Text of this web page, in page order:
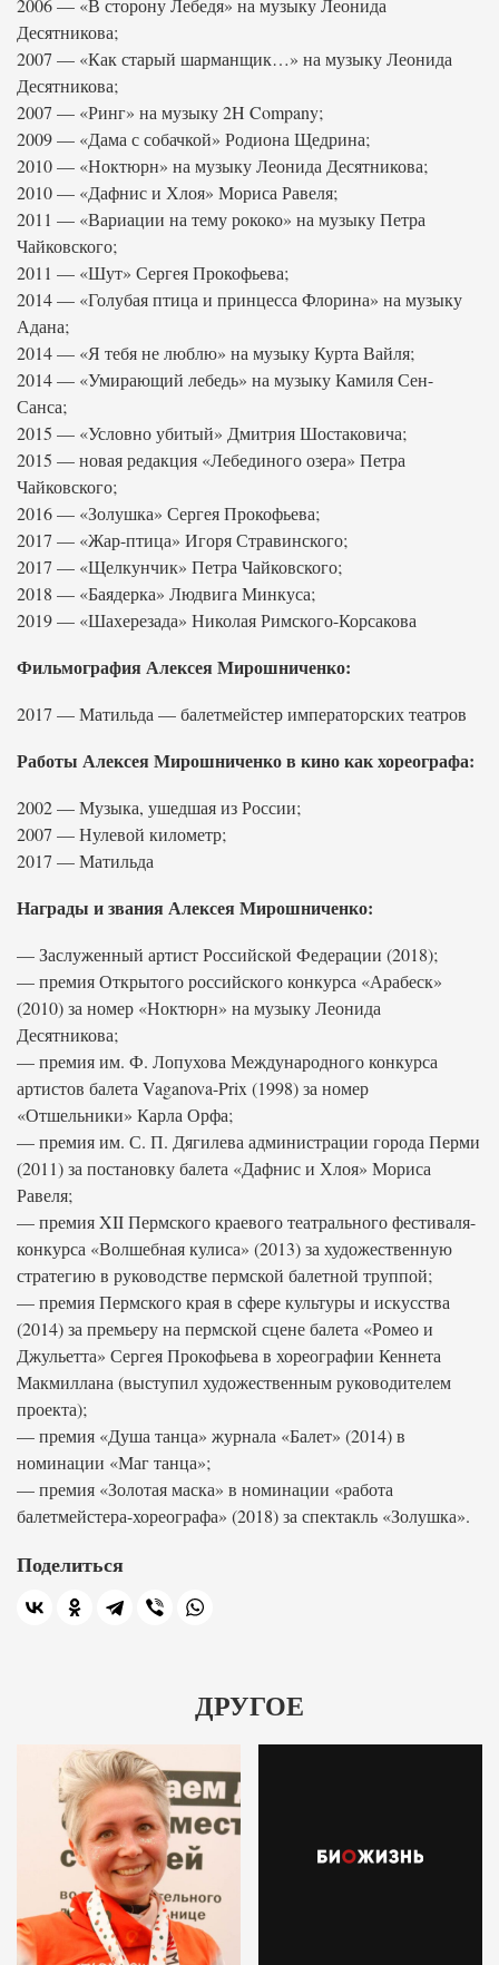
2006 — «В сторону Лебедя» на музыку Леонида
Десятникова;
2007 — «Как старый шарманщик…» на музыку Леонида
Десятникова;
2007 — «Ринг» на музыку 2H Company;
2009 — «Дама с собачкой» Родиона Щедрина;
2010 — «Ноктюрн» на музыку Леонида Десятникова;
2010 — «Дафнис и Хлоя» Мориса Равеля;
2011 — «Вариации на тему рококо» на музыку Петра
Чайковского;
2011 — «Шут» Сергея Прокофьева;
2014 — «Голубая птица и принцесса Флорина» на музыку
Адана;
2014 — «Я тебя не люблю» на музыку Курта Вайля;
2014 — «Умирающий лебедь» на музыку Камиля Сен-
Санса;
2015 — «Условно убитый» Дмитрия Шостаковича;
2015 — новая редакция «Лебединого озера» Петра
Чайковского;
2016 — «Золушка» Сергея Прокофьева;
2017 — «Жар-птица» Игоря Стравинского;
2017 — «Щелкунчик» Петра Чайковского;
2018 — «Баядерка» Людвига Минкуса;
2019 — «Шахерезада» Николая Римского-Корсакова
Фильмография Алексея Мирошниченко:
2017 — Матильда — балетмейстер императорских театров
Работы Алексея Мирошниченко в кино как хореографа:
2002 — Музыка, ушедшая из России;
2007 — Нулевой километр;
2017 — Матильда
Награды и звания Алексея Мирошниченко:
— Заслуженный артист Российской Федерации (2018);
— премия Открытого российского конкурса «Арабеск»
(2010) за номер «Ноктюрн» на музыку Леонида
Десятникова;
— премия им. Ф. Лопухова Международного конкурса
артистов балета Vaganova-Prix (1998) за номер
«Отшельники» Карла Орфа;
— премия им. С. П. Дягилева администрации города Перми
(2011) за постановку балета «Дафнис и Хлоя» Мориса
Равеля;
— премия XII Пермского краевого театрального фестиваля-
конкурса «Волшебная кулиса» (2013) за художественную
стратегию в руководстве пермской балетной труппой;
— премия Пермского края в сфере культуры и искусства
(2014) за премьеру на пермской сцене балета «Ромео и
Джульетта» Сергея Прокофьева в хореографии Кеннета
Макмиллана (выступил художественным руководителем
проекта);
— премия «Душа танца» журнала «Балет» (2014) в
номинации «Маг танца»;
— премия «Золотая маска» в номинации «работа
балетмейстера-хореографа» (2018) за спектакль «Золушка».
Поделиться
ДРУГОЕ